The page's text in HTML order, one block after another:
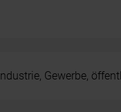
Gewerbe,